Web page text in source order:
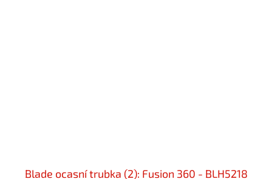
Blade ocasní trubka (2): Fusion 360 - BLH5218